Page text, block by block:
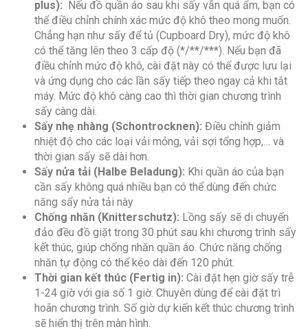
plus): Nếu đồ quần áo sau khi sấy vẫn quá ẩm, bạn có
thể điều chỉnh chính xác mức độ khô theo mong muốn.
Chẳng hạn như sấy để tủ (Cupboard Dry), mức độ khô
có thể tăng lên theo 3 cấp độ (*/**/***). Nếu bạn đã
điều chỉnh mức độ khô, cài đặt này có thể được lưu lại
và ứng dụng cho các lần sấy tiếp theo ngay cả khi tắt
máy. Mức độ khô càng cao thì thời gian chương trình
sấy càng dài.
Sấy nhẹ nhàng (Schontrocknen): Điều chỉnh giảm
nhiệt độ cho các loại vải mỏng, vải sợi tổng hợp,… và
thời gian sấy sẽ dài hơn.
Sấy nửa tải (Halbe Beladung): Khi quần áo của bạn
cần sấy không quá nhiều bạn có thể dùng đến chức
năng sẩy nửa tải này
Chống nhăn (Knitterschutz): Lồng sấy sẽ di chuyển
đảo đều đồ giặt trong 30 phút sau khi chương trình sấy
kết thúc, giúp chống nhăn quần áo. Chức năng chống
nhăn tự động có thể kéo dài đến 120 phút.
Thời gian kết thúc (Fertig in): Cài đặt hẹn giờ sấy trễ
1-24 giờ với gia số 1 giờ. Chuyên dùng để cài đặt trì
hoãn chương trình. Số giờ dự kiến kết thúc chương trình
sẽ hiển thị trên màn hình.